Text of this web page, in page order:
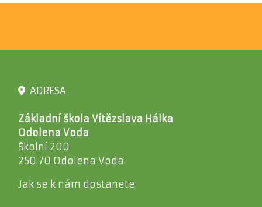
ADRESA
Základní škola Vítězslava Hálka
Odolena Voda
Školní 200
250 70 Odolena Voda
Jak se k nám dostanete